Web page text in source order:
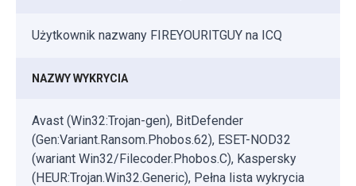
Użytkownik nazwany FIREYOURITGUY na ICQ
NAZWY WYKRYCIA
Avast (Win32:Trojan-gen), BitDefender
(Gen:Variant.Ransom.Phobos.62), ESET-NOD32
(wariant Win32/Filecoder.Phobos.C), Kaspersky
(HEUR:Trojan.Win32.Generic), Pełna lista wykrycia